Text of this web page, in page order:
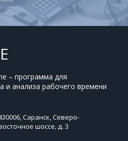
– программа для
и анализа рабочего времени
Саранск, Северо-
шоссе, д. 3